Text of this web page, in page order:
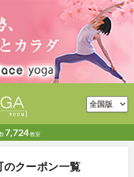
7,724教室
クーポン一覧